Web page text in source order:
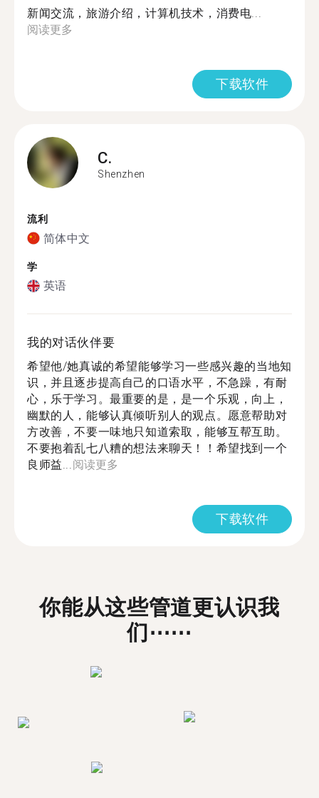
新闻交流，旅游介绍，计算机技术，消费电...
阅读更多
下载软件
C.
Shenzhen
流利
简体中文
学
英语
我的对话伙伴要
希望他/她真诚的希望能够学习一些感兴趣的当地知
识，并且逐步提高自己的口语水平，不急躁，有耐
心，乐于学习。最重要的是，是一个乐观，向上，
幽默的人，能够认真倾听别人的观点。愿意帮助对
方改善，不要一味地只知道索取，能够互帮互助。
不要抱着乱七八糟的想法来聊天！！希望找到一个
良师益...阅读更多
下载软件
你能从这些管道更认识我
们⋯⋯